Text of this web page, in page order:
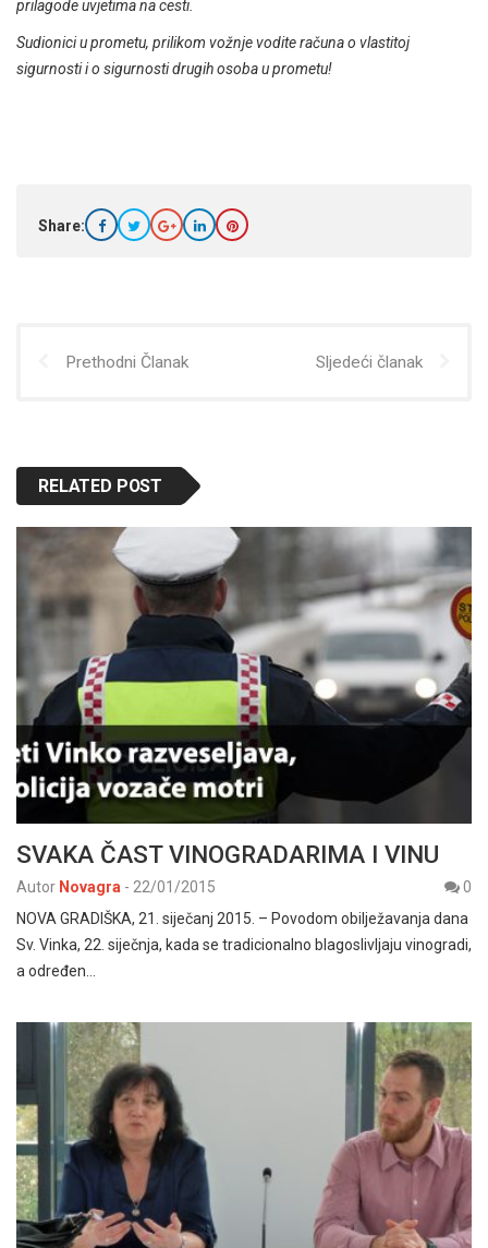
prilagode uvjetima na cesti.
Sudionici u prometu, prilikom vožnje vodite računa o vlastitoj
sigurnosti i o sigurnosti drugih osoba u prometu!
Share:
Prethodni Članak Sljedeći članak
RELATED POST
SVAKA ČAST VINOGRADARIMA I VINU
Autor Novagra - 22/01/2015
0
NOVA GRADIŠKA, 21. siječanj 2015. – Povodom obilježavanja dana
Sv. Vinka, 22. siječnja, kada se tradicionalno blagoslivljaju vinogradi,
a određen…